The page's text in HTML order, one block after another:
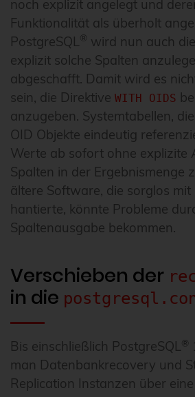
noch explizit angelegt und
Funktionalität als überholt
PostgreSQL ® wird nun auch
explizit solche Spalten
abgeschafft. Damit wird es
sein, die Direktive WITH OIDS
anzugeben. Systemtabellen,
OID Objekte eindeutig
Werte ab sofort ohne explizite
Spalten in der Ergebnismenge
ältere Software, die sorglos
hantierte, könnte Probleme
Spaltenausgabe bekommen.
Verschieben der
in die
Bis einschließlich PostgreSQL ®
man Datenbankrecovery und
Replication Instanzen über